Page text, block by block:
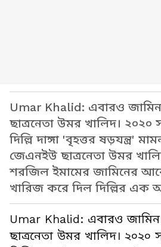
Umar Khalid: এবারও জামিন
ছাত্রনেতা উমর খালিদ। ২০২০
দিল্লি দাঙ্গা 'বৃহত্তর ষড়যন্ত্র'
জেএনইউ ছাত্রনেতা উমর
শরজিল ইমামের জামিনের
খারিজ করে দিল দিল্লির এক
Umar Khalid: এবারও জামিন
ছাত্রনেতা উমর খালিদ। ২০২০